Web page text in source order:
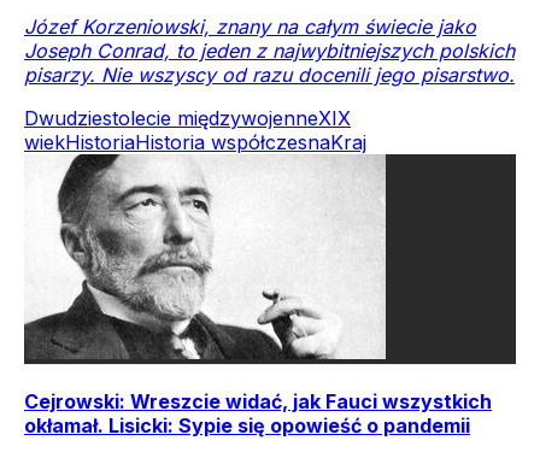
Józef Korzeniowski, znany na całym świecie jako
Joseph Conrad, to jeden z najwybitniejszych polskich
pisarzy. Nie wszyscy od razu docenili jego pisarstwo.
Dwudziestolecie międzywojenneXIX
wiekHistoriaHistoria współczesnaKraj
Cejrowski: Wreszcie widać, jak Fauci wszystkich
okłamał. Lisicki: Sypie się opowieść o pandemii